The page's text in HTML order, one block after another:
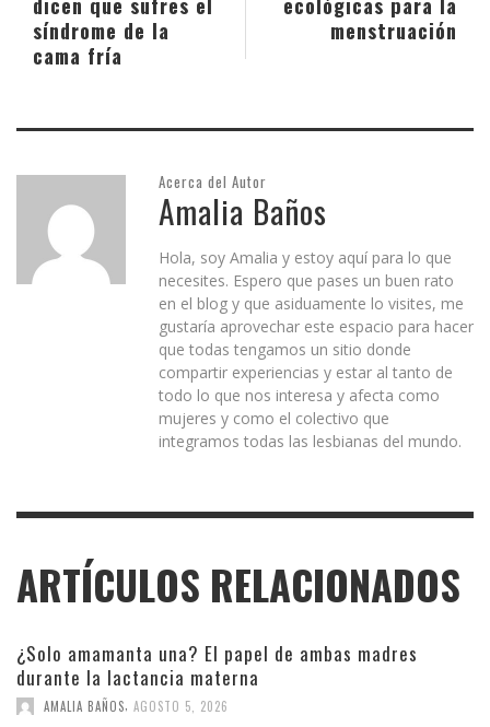
menstruación
síndrome de la
cama fría
Acerca del Autor
Amalia Baños
Hola, soy Amalia y estoy aquí para lo que
necesites. Espero que pases un buen rato
en el blog y que asiduamente lo visites, me
gustaría aprovechar este espacio para hacer
que todas tengamos un sitio donde
compartir experiencias y estar al tanto de
todo lo que nos interesa y afecta como
mujeres y como el colectivo que
integramos todas las lesbianas del mundo.
ARTÍCULOS RELACIONADOS
¿Solo amamanta una? El papel de ambas madres
durante la lactancia materna
AMALIA BAÑOS AGOSTO 5, 2026